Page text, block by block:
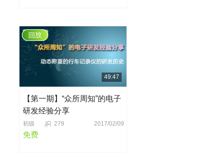
49:47
【第一期】“众所周知”的电子
研发经验分享
初级 279 2017/02/09
免费